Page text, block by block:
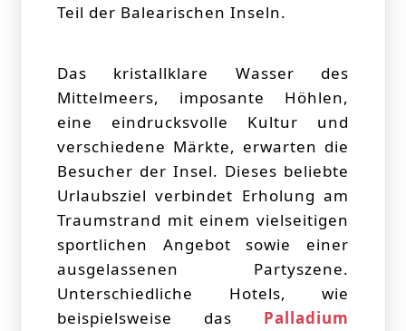
Teil der Balearischen Inseln.
Das kristallklare Wasser des
Mittelmeers, imposante Höhlen,
eine eindrucksvolle Kultur und
verschiedene Märkte, erwarten die
Besucher der Insel. Dieses beliebte
Urlaubsziel verbindet Erholung am
Traumstrand mit einem vielseitigen
sportlichen Angebot sowie einer
ausgelassenen Partyszene.
Unterschiedliche Hotels, wie
beispielsweise das Palladium